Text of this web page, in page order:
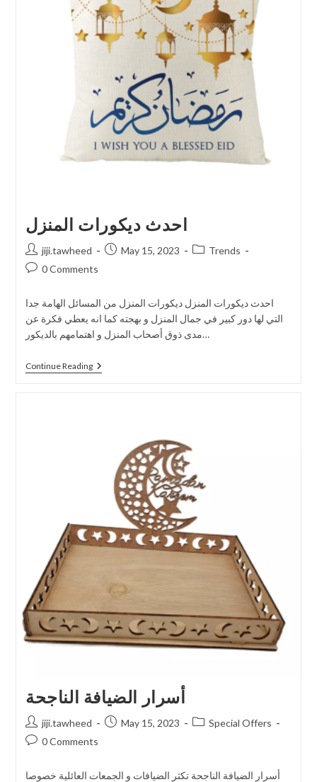
احدث ديكورات المنزل
jiji.tawheed May 15, 2023
Trends
0 Comments
احدث ديكورات المنزل ديكورات المنزل من المسائل الهامة جدا
التي لها دور كبير في جمال المنزل و بهجته كما انه يعطي فكرة عن
مدى ذوق أصحاب المنزل و اهتمامهم بالديكور…
Continue Reading
أسرار الضيافة الناجحة
jiji.tawheed May 15, 2023
Special Offers
0 Comments
أسرار الضيافة الناجحة تكثر الضيافات و الجمعات العائلية خصوصا